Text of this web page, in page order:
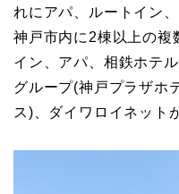
れにアパ、ルートイン
神戸市内に2棟以上の複
イン、アパ、相鉄ホテ
グループ(神戸プラザホ
ス)、ダイワロイネット